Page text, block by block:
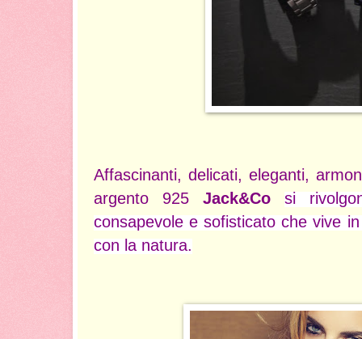
Affascinanti, delicati, eleganti,
argento 925 Jack&Co
si
consapevole e sofisticato che vive
con la natura.